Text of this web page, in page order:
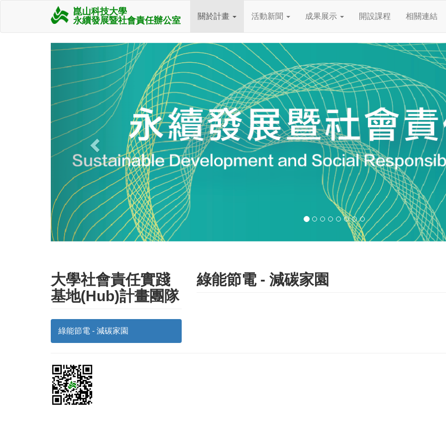
崑山科技大學
永續發展暨社會責任辦公室
關於計畫 活動新聞 成果展示 開設課程 相關連結
Previous
大學社會責任實踐
基地(Hub)計畫團隊
綠能節電 - 減碳家園
綠能節電 - 減碳家園